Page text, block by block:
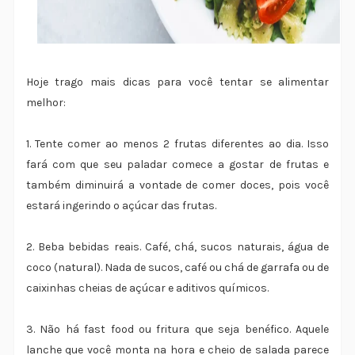
Hoje trago mais dicas para você tentar se alimentar
melhor:
1. Tente comer ao menos 2 frutas diferentes ao dia. Isso
fará com que seu paladar comece a gostar de frutas e
também diminuirá a vontade de comer doces, pois você
estará ingerindo o açúcar das frutas.
2. Beba bebidas reais. Café, chá, sucos naturais, água de
coco (natural). Nada de sucos, café ou chá de garrafa ou de
caixinhas cheias de açúcar e aditivos químicos.
3. Não há fast food ou fritura que seja benéfico. Aquele
lanche que você monta na hora e cheio de salada parece